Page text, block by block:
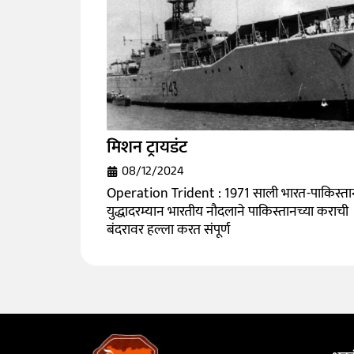
मिशन ट्रायडंट
08/12/2024
Operation Trident : 1971 साली भारत-
युद्धादरम्यान भारतीय नौदलाने पाकिस्तानच्या कराची
बंदरावर हल्ला करत संपूर्ण